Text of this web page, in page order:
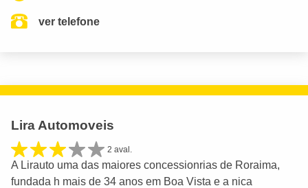
ver telefone
Lira Automoveis
2 aval.
A Lirauto uma das maiores concessionrias de Roraima,
fundada h mais de 34 anos em Boa Vista e a nica